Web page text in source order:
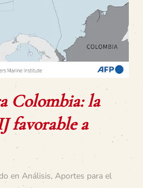
Colombia: la
favorable a
en Análisis, Aportes para el